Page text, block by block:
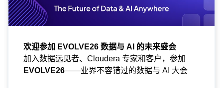
欢迎参加 EVOLVE26 数据与 AI 的未来盛会
加入数据远见者、Cloudera 专家和客户，参加
EVOLVE26——业界不容错过的数据与 AI 大会